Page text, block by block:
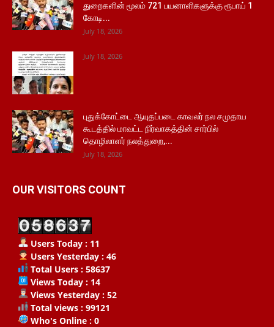
துறைகளின் மூலம் 721 பயனாளிகளுக்கு ரூபாய் 1
கோடி...
July 18, 2026
July 18, 2026
புதுக்கோட்டை ஆயுதப்படை காவலர் நல சமுதாய
கூடத்தில் மாவட்ட நிர்வாகத்தின் சார்பில்
தொழிலாளர் நலத்துறை,...
July 18, 2026
OUR VISITORS COUNT
Users Today : 11
Users Yesterday : 46
Total Users : 58637
Views Today : 14
Views Yesterday : 52
Total views : 99121
Who's Online : 0